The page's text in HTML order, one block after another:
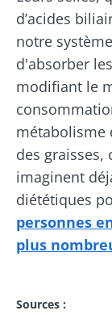
d’acides
notre
d'absorber
modifiant le
métabolisme
des graisses,
imaginent
diététiques
personnes
plus
Old
Sources :
Se
Rejoignez
recevez
pour rester
Rejoignez
recevez
pour rester
actualités
Je
d'autres